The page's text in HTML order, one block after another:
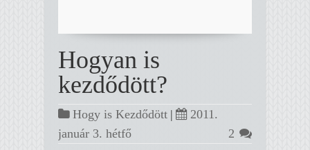
Hogyan is
kezdődött?
Hogy is Kezdődött |
2011.
január 3. hétfő
2